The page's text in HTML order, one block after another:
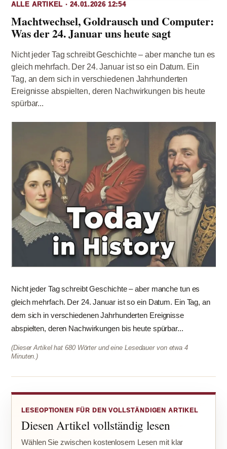
ALLE ARTIKEL · 24.01.2026 12:54
Machtwechsel, Goldrausch und Computer:
Was der 24. Januar uns heute sagt
Nicht jeder Tag schreibt Geschichte – aber manche tun es
gleich mehrfach. Der 24. Januar ist so ein Datum. Ein
Tag, an dem sich in verschiedenen Jahrhunderten
Ereignisse abspielten, deren Nachwirkungen bis heute
spürbar...
Nicht jeder Tag schreibt Geschichte – aber manche tun es
gleich mehrfach. Der 24. Januar ist so ein Datum. Ein Tag, an
dem sich in verschiedenen Jahrhunderten Ereignisse
abspielten, deren Nachwirkungen bis heute spürbar...
(Dieser Artikel hat 680 Wörter und eine Lesedauer von etwa 4
Minuten.)
LESEOPTIONEN FÜR DEN VOLLSTÄNDIGEN ARTIKEL
Diesen Artikel vollständig lesen
Wählen Sie zwischen kostenlosem Lesen mit klar